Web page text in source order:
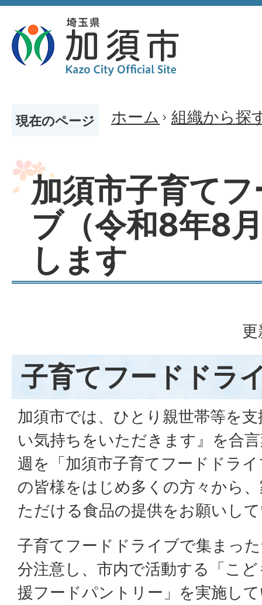
現在のページ ホーム 組織から探
加須市子育て
ブ（令和8年8
します
子育てフードドラ
加須市では、ひとり親世帯等を
い気持ちをいただきます』を合
週を「加須市子育てフードドラ
の皆様をはじめ多くの方々から
ただける食品の提供をお願いし
子育てフードドライブで集まっ
分注意し、市内で活動する「こ
援フードパントリー」を実施し